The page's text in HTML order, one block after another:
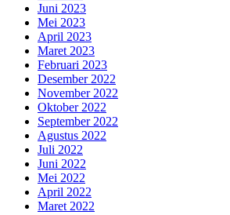
Juni 2023
Mei 2023
April 2023
Maret 2023
Februari 2023
Desember 2022
November 2022
Oktober 2022
September 2022
Agustus 2022
Juli 2022
Juni 2022
Mei 2022
April 2022
Maret 2022